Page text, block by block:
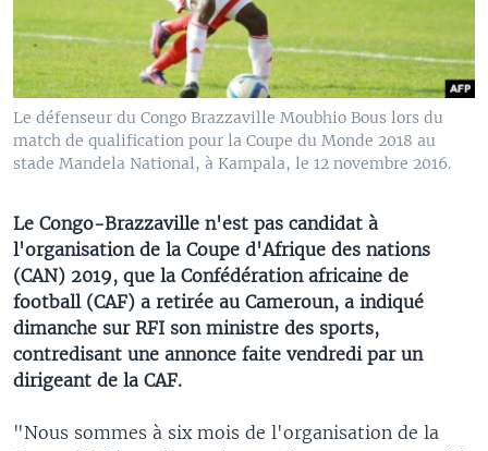
Le défenseur du Congo Brazzaville Moubhio Bous lors du
match de qualification pour la Coupe du Monde 2018 au
stade Mandela National, à Kampala, le 12 novembre 2016.
Le Congo-Brazzaville n'est pas candidat à
l'organisation de la Coupe d'Afrique des nations
(CAN) 2019, que la Confédération africaine de
football (CAF) a retirée au Cameroun, a indiqué
dimanche sur RFI son ministre des sports,
contredisant une annonce faite vendredi par un
dirigeant de la CAF.
"Nous sommes à six mois de l'organisation de la